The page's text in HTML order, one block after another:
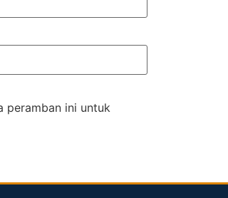
peramban ini untuk